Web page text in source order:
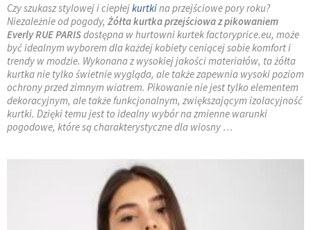
Czy szukasz stylowej i ciepłejkurtkina przejściowe pory roku?
Niezależnie od pogody, Żółta kurtka przejściowa z pikowaniem
Everly RUE PARISdostępna w hurtowni kurtek factoryprice.eu, może
być idealnym wyborem dla każdej kobiety ceniącej sobie komfort i
trendy w modzie. Wykonana z wysokiej jakości materiałów, ta żółta
kurtka nie tylko świetnie wygląda, ale także zapewnia wysoki poziom
ochrony przed zimnym wiatrem. Pikowanie nie jest tylko elementem
dekoracyjnym, ale także funkcjonalnym, zwiększającym izolacyjność
kurtki. Dzięki temu jest to idealny wybór na zmienne warunki
pogodowe, które są charakterystyczne dla wiosny …